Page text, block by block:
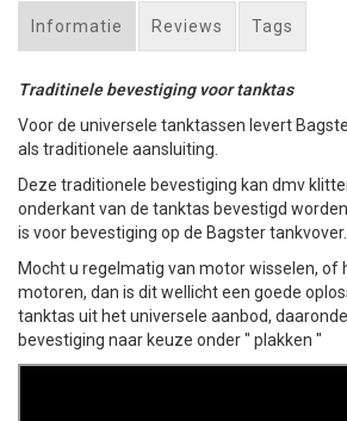
Informatie Reviews Tags
Traditinele bevestiging voor tanktas
Voor de universele tanktassen levert
als traditionele aansluiting.
Deze traditionele bevestiging kan dmv
onderkant van de tanktas bevestigd
is voor bevestiging op de Bagster tankvover.
Mocht u regelmatig van motor wisselen, of
motoren, dan is dit wellicht een goede
tanktas uit het universele aanbod,
bevestiging naar keuze onder " plakken "